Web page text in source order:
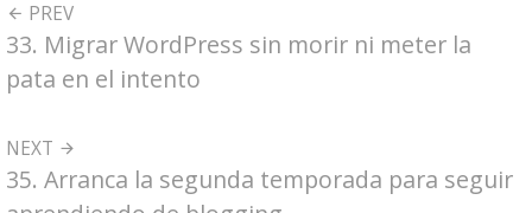
PREV
33. Migrar WordPress sin morir ni meter la
pata en el intento
NEXT
35. Arranca la segunda temporada para seguir